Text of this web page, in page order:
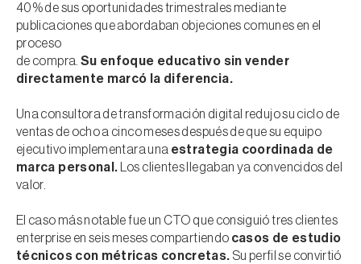
40% de sus oportunidades trimestrales mediante
publicaciones que abordaban objeciones comunes en el
proceso
de compra. Su enfoque educativo sin vender
directamente marcó la diferencia.
Una consultora de transformación digital redujo su ciclo de
ventas de ocho a cinco meses después de que su equipo
ejecutivo implementara una estrategia coordinada de
marca personal. Los clientes llegaban ya convencidos del
valor.
El caso más notable fue un CTO que consiguió tres clientes
enterprise en seis meses compartiendo casos de estudio
técnicos con métricas concretas. Su perfil se convirtió